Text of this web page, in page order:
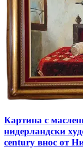
Картина с
нидерландски
century внос от